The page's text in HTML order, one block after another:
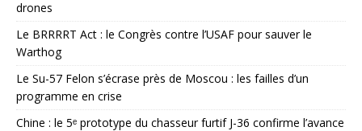
drones
Le BRRRRT Act : le Congrès contre l’USAF pour sauver le
Warthog
Le Su-57 Felon s’écrase près de Moscou : les failles d’un
programme en crise
Chine : le 5ᵉ prototype du chasseur furtif J-36 confirme l’avance